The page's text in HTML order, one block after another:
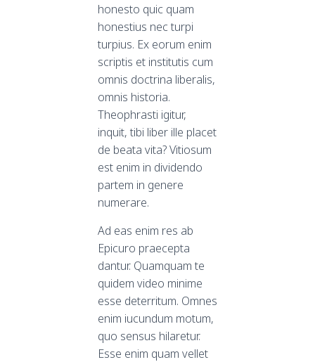
honesto quic quam
honestius nec turpi
turpius. Ex eorum enim
scriptis et institutis cum
omnis doctrina liberalis,
omnis historia.
Theophrasti igitur,
inquit, tibi liber ille placet
de beata vita? Vitiosum
est enim in dividendo
partem in genere
numerare.
Ad eas enim res ab
Epicuro praecepta
dantur. Quamquam te
quidem video minime
esse deterritum. Omnes
enim iucundum motum,
quo sensus hilaretur.
Esse enim quam vellet